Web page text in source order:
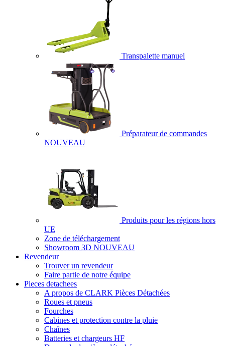
Transpalette manuel
Préparateur de commandes
NOUVEAU
Produits pour les régions hors
UE
Zone de téléchargement
Showroom 3D NOUVEAU
Revendeur
Trouver un revendeur
Faire partie de notre équipe
Pieces detachees
A propos de CLARK Pièces Détachées
Roues et pneus
Fourches
Cabines et protection contre la pluie
Chaînes
Batteries et chargeurs HF